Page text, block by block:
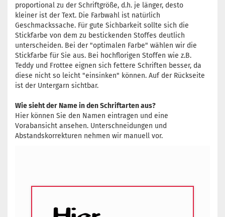
proportional zu der Schriftgröße, d.h. je länger, desto
kleiner ist der Text. Die Farbwahl ist natürlich
Geschmackssache. Für gute Sichbarkeit sollte sich die
Stickfarbe von dem zu bestickenden Stoffes deutlich
unterscheiden. Bei der "optimalen Farbe" wählen wir die
Stickfarbe für Sie aus. Bei hochflorigen Stoffen wie z.B.
Teddy und Frottee eignen sich fettere Schriften besser, da
diese nicht so leicht "einsinken" können. Auf der Rückseite
ist der Untergarn sichtbar.
Wie sieht der Name in den Schriftarten aus?
Hier können Sie den Namen eintragen und eine
Vorabansicht ansehen. Unterschneidungen und
Abstandskorrekturen nehmen wir manuell vor.